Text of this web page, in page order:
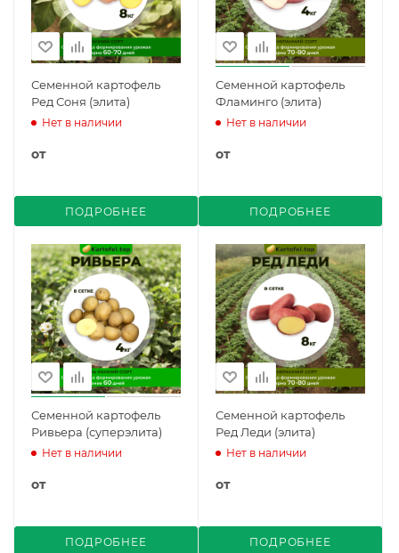
Семенной картофель
Ред Соня (элита)
Нет в наличии
от
ПОДРОБНЕЕ
Семенной картофель
Фламинго (элита)
Нет в наличии
от
ПОДРОБНЕЕ
Семенной картофель
Ривьера (суперэлита)
Нет в наличии
от
ПОДРОБНЕЕ
Семенной картофель
Ред Леди (элита)
Нет в наличии
от
ПОДРОБНЕЕ